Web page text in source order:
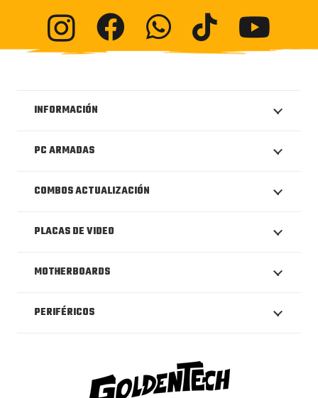
INFORMACIÓN
PC ARMADAS
COMBOS ACTUALIZACIÓN
PLACAS DE VIDEO
MOTHERBOARDS
PERIFÉRICOS